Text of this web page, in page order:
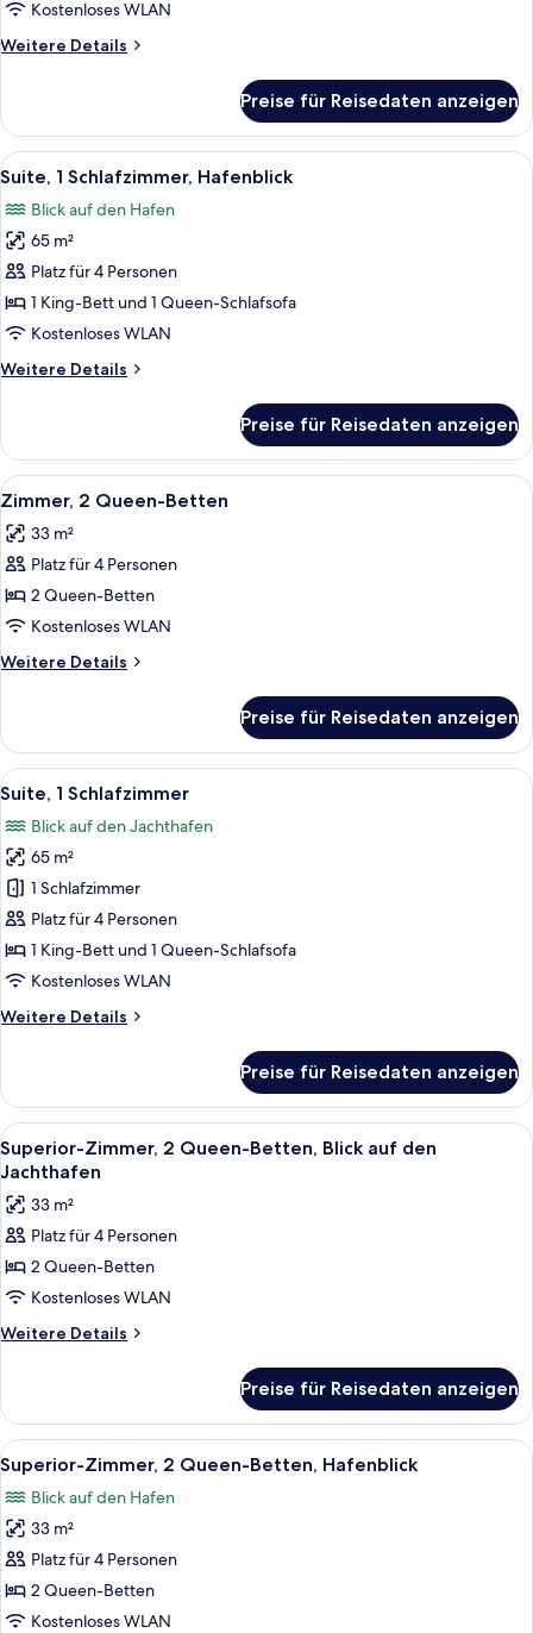
Bett,
barrierefrei
anzeigen
Kostenloses WLAN
Weitere Details
Weitere
1 King-
Bett,
barrierefrei
Preise für Reisedaten anzeigen
Alle
Fotos
für
Suite,
1
Schlafzimmer,
Hafenblick
Ein Hotelzimmer mit Balkon, einer
6
Suite, 1 Schlafzimmer, Hafenblick
Blick auf den Hafen
65 m²
Platz für 4 Personen
1 King-Bett und 1 Queen-Schlafsofa
Kostenloses WLAN
Weitere Details
Weitere
1
Schlafzimmer,
Hafenblick
Preise für Reisedaten anzeigen
Alle
Fotos
für
Zimmer,
2 Queen-
Betten
anzeigen
Ein Hotelzimmer mit zwei Betten,
4
Zimmer, 2 Queen-Betten
33 m²
Platz für 4 Personen
2 Queen-Betten
Kostenloses WLAN
Weitere Details
Weitere
2 Queen-
Betten
Preise für Reisedaten anzeigen
Alle
Fotos
für
Suite,
Schlafzimmer
anzeigen
Ein Hafen voller Boote, umgeben
7
Suite, 1 Schlafzimmer
Blick auf den Jachthafen
65 m²
1 Schlafzimmer
Platz für 4 Personen
1 King-Bett und 1 Queen-Schlafsofa
Kostenloses WLAN
Weitere Details
Weitere
1
Schlafzimmer
Preise für Reisedaten anzeigen
Alle
Fotos
für
Superior-
Zimmer,
2 Queen-
Betten,
Blick
Jachthafen
anzeigen
Ein Hafen voller verschiedener
4
Superior-Zimmer, 2 Queen-Betten, Blick auf den
Jachthafen
33 m²
Platz für 4 Personen
2 Queen-Betten
Kostenloses WLAN
Weitere Details
Weitere
Zimmer,
2 Queen-
Betten,
Blick
auf
den
Jachthafen
Preise für Reisedaten anzeigen
Alle
Fotos
für
Superior-
Zimmer,
2 Queen-
Betten,
Ein mehrstöckiges Gebäude mit
5
Superior-Zimmer, 2 Queen-Betten, Hafenblick
Blick auf den Hafen
33 m²
Platz für 4 Personen
2 Queen-Betten
Kostenloses WLAN